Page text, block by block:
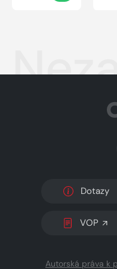
Dotazy
VOP
Autorská práva k